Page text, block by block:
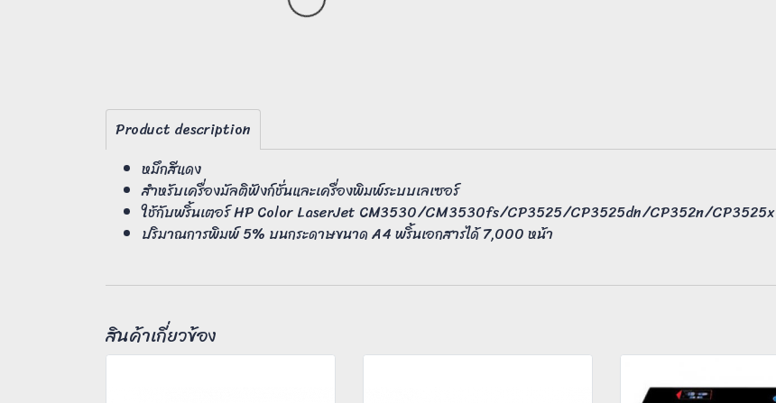
Product description
หมึกสีแดง
สำหรับเครื่องมัลติฟังก์ชั่นและเครื่องพิมพ์ระบบเลเซอร์
ใช้กับพริ้นเตอร์ HP Color LaserJet CM3530/CM3530fs/CP3525/CP3525dn/CP352n/CP3525x
ปริมาณการพิมพ์ 5% บนกระดาษขนาด A4 พริ้นเอกสารได้ 7,000 หน้า
สินค้าเกี่ยวข้อง